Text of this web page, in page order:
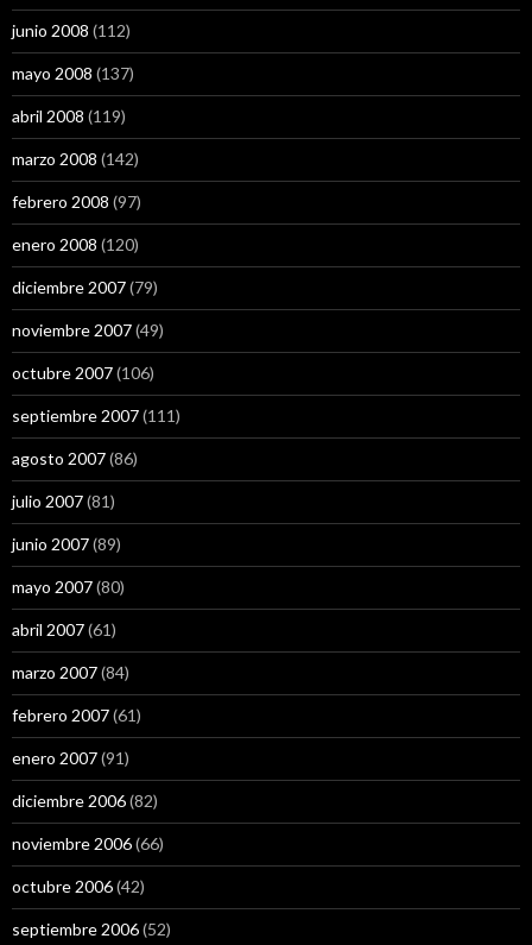
junio 2008 (112)
mayo 2008 (137)
abril 2008 (119)
marzo 2008 (142)
febrero 2008 (97)
enero 2008 (120)
diciembre 2007(79)
noviembre 2007(49)
octubre 2007(106)
septiembre 2007(111)
agosto 2007(86)
julio 2007(81)
junio 2007(89)
mayo 2007(80)
abril 2007(61)
marzo 2007(84)
febrero 2007(61)
enero 2007(91)
diciembre 2006(82)
noviembre 2006(66)
octubre 2006(42)
septiembre 2006(52)